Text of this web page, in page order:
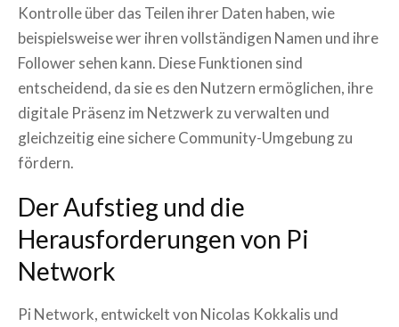
Kontrolle über das Teilen ihrer Daten haben, wie
beispielsweise wer ihren vollständigen Namen und ihre
Follower sehen kann. Diese Funktionen sind
entscheidend, da sie es den Nutzern ermöglichen, ihre
digitale Präsenz im Netzwerk zu verwalten und
gleichzeitig eine sichere Community-Umgebung zu
fördern.
Der Aufstieg und die
Herausforderungen von Pi
Network
Pi Network, entwickelt von Nicolas Kokkalis und